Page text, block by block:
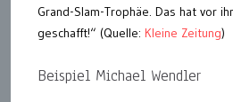
Grand-Slam-Trophäe. Das hat vor
geschafft!“ (Quelle: Kleine Zeitung)
Beispiel Michael Wendler